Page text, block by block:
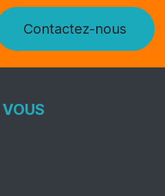
Contactez-nous
VOUS